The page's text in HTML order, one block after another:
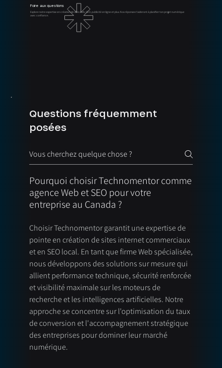
Foire aux questions
Explore notre expertise en création de sites web, SEO, publicité en ligne et plus. Nos réponses t'aideront à planifier ton projet numérique
avec confiance.
Questions fréquemment
posées
Pourquoi choisir Technomentor comme
agence Web et SEO pour votre
entreprise au Canada ?
Choisir Technomentor garantit une expertise de
pointe en création de sites internet commerciaux
et en SEO local. En tant que firme Web spécialisée,
nous développons des solutions sur mesure qui
allient performance technique, sécurité renforcée
et visibilité maximale sur les moteurs de
recherche et les intelligences artificielles. Notre
approche se concentre sur l'optimisation du taux
de conversion et l'accompagnement stratégique
des entreprises pour dominer leur marché
numérique.